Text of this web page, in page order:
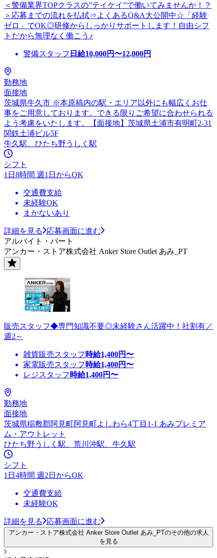
＜警備業界TOPクラスの”テイケイ”で働いてみませんか！？
＞応募までの流れを払拭⇒よくあるQ&A大公開中☆「経験
ゼロ」でOK◎研修からしっかりサポートします！自由シフ
トだから無理なく働こう♪
警備スタッフ 日給10,000円〜12,000円
勤務地
面接地
茨城県牛久市 ※本原稿内の駅・エリア以外にも幅広くお仕
事をご用意しております。できる限りご希望に合わせられる
よう考慮をいたします。【面接地】茨城県土浦市有明町2-31
関鉄土浦ビル5F
牛久駅、ひたち野うしく駅
シフト
1日8時間 週1日からOK
交通費支給
未経験OK
まかないあり
詳細を見る
応募画面に進む
アルバイト・パート
アンカー・ストア株式会社 Anker Store Outlet あみ_PT
販売スタッフ◆専門知識不要◎未経験さん活躍中！社割有／
週2～
雑貨販売スタッフ 時給1,400円〜
家電販売スタッフ 時給1,400円〜
レジスタッフ 時給1,400円〜
勤務地
面接地
茨城県稲敷郡阿見町阿見町よしわら4丁目1-1 あみプレミア
ム・アウトレット
ひたち野うしく駅、荒川沖駅、牛久駅
シフト
1日4時間 週2日からOK
交通費支給
未経験OK
詳細を見る 応募画面に進む
アンカー・ストア株式会社 Anker Store Outlet あみ_PTのその他の求人
を見る